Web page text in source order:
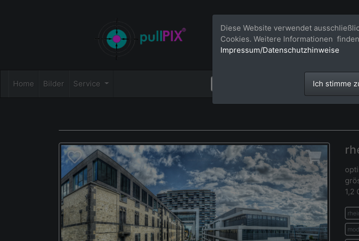
Bildagentur für
Großformatige Bilder - über 100 Meter
Home Bilder Service
1,2
Diese Website verwendet
Cookies. Weitere Informationen
Impressum/Datenschutzhinweise
Ich stimme